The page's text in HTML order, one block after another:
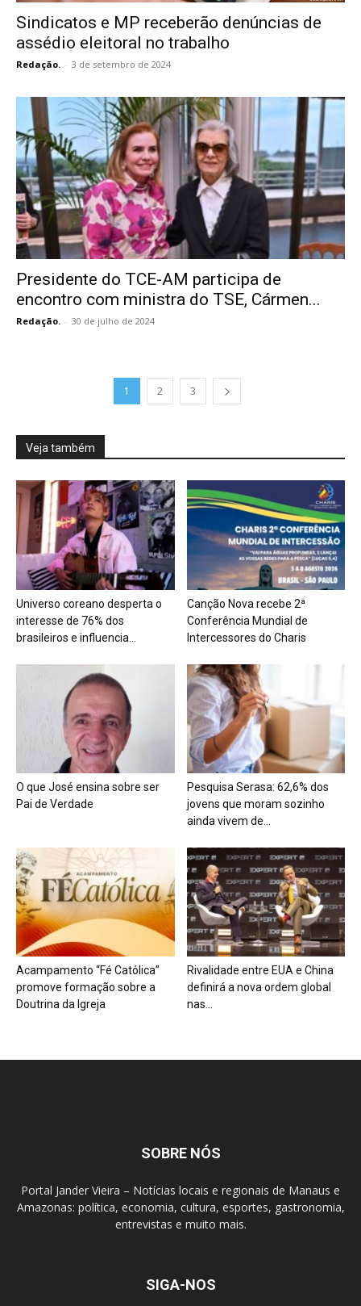
Sindicatos e MP receberão denúncias de
assédio eleitoral no trabalho
Redação. - 3 de setembro de 2024
Presidente do TCE-AM participa de
encontro com ministra do TSE, Cármen...
Redação. - 30 de julho de 2024
1 2 3
Veja também
Universo coreano desperta o
interesse de 76% dos
brasileiros e influencia...
Canção Nova recebe 2ª
Conferência Mundial de
Intercessores do Charis
O que José ensina sobre ser
Pai de Verdade
Pesquisa Serasa: 62,6% dos
jovens que moram sozinho
ainda vivem de...
Acampamento “Fé Católica”
promove formação sobre a
Doutrina da Igreja
Rivalidade entre EUA e China
definirá a nova ordem global
nas...
SOBRE NÓS
Portal Jander Vieira – Notícias locais e regionais de Manaus e
Amazonas: política, economia, cultura, esportes, gastronomia,
entrevistas e muito mais.
SIGA-NOS